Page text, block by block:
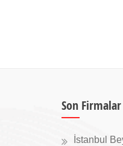
Son Firmalar
İstanbul